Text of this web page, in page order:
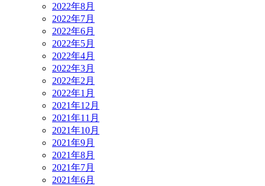
2022年8月
2022年7月
2022年6月
2022年5月
2022年4月
2022年3月
2022年2月
2022年1月
2021年12月
2021年11月
2021年10月
2021年9月
2021年8月
2021年7月
2021年6月